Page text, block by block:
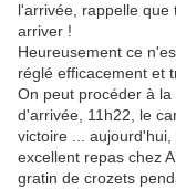
l'arrivée, rappelle
arriver !
Heureusement ce
réglé efficacement et
On peut procéder à
d'arrivée, 11h22, le
victoire ...
excellent repas chez
gratin de crozets